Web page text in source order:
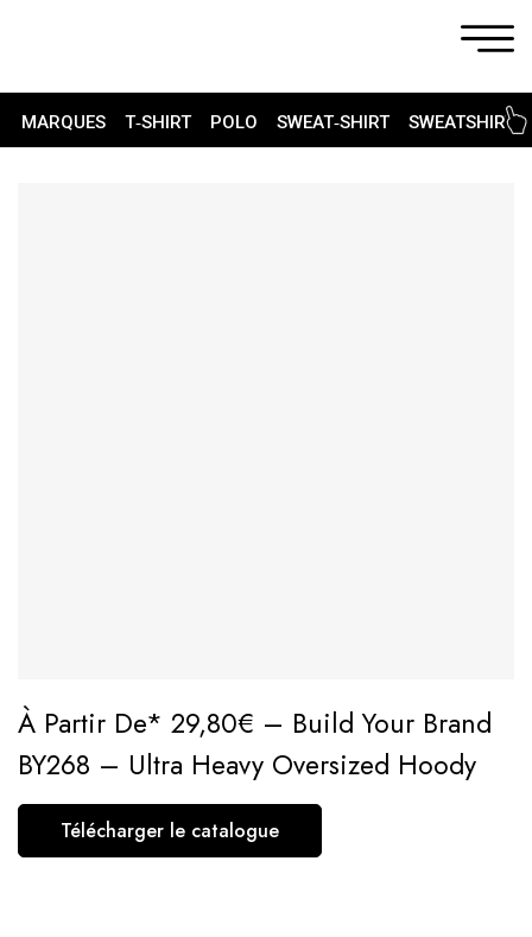
MARQUES T‑SHIRT POLO SWEAT‑SHIRT SWEATSHIRT
À Partir De* 29,80€ – Build Your Brand
BY268 – Ultra Heavy Oversized Hoody
Télécharger le catalogue